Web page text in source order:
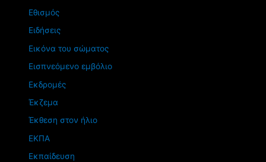
Εθισμός
Ειδήσεις
Εικόνα του σώματος
Εισπνεόμενο εμβόλιο
Εκδρομές
Έκζεμα
Έκθεση στον ήλιο
ΕΚΠΑ
Εκπαίδευση